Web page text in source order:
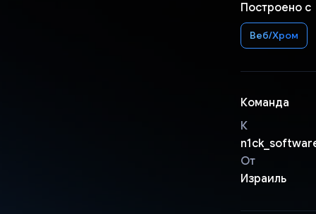
Построено с
Веб/Хром
Команда
К
От
Израиль